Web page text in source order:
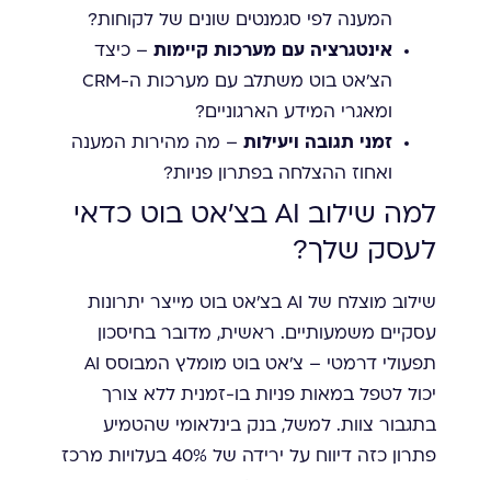
המענה לפי סגמנטים שונים של לקוחות?
אינטגרציה עם מערכות קיימות – כיצד
הצ'אט בוט משתלב עם מערכות ה-CRM
ומאגרי המידע הארגוניים?
זמני תגובה ויעילות – מה מהירות המענה
ואחוז ההצלחה בפתרון פניות?
למה שילוב AI בצ'אט בוט כדאי
לעסק שלך?
שילוב מוצלח של AI בצ'אט בוט מייצר יתרונות
עסקיים משמעותיים. ראשית, מדובר בחיסכון
תפעולי דרמטי – צ'אט בוט מומלץ המבוסס AI
יכול לטפל במאות פניות בו-זמנית ללא צורך
בתגבור צוות. למשל, בנק בינלאומי שהטמיע
פתרון כזה דיווח על ירידה של 40% בעלויות מרכז